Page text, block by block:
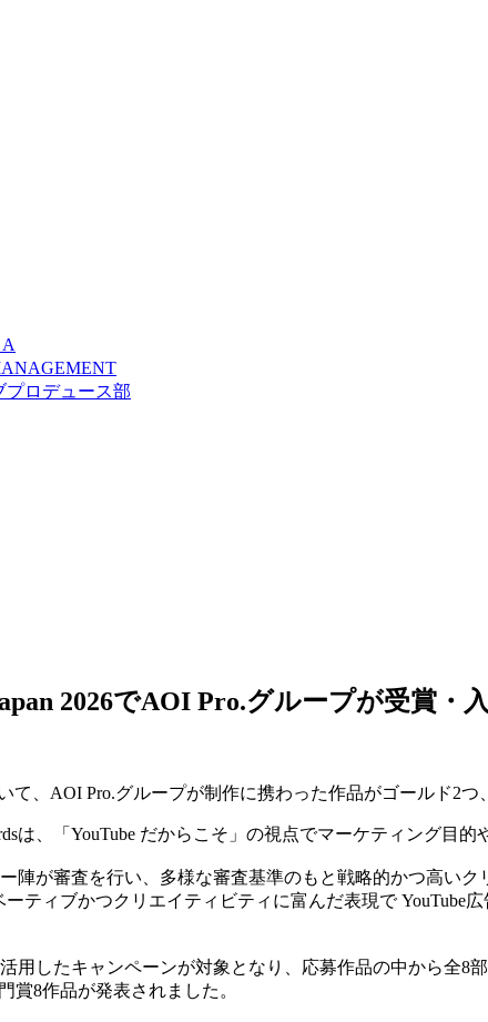
プロデュース部
2026でAOI Pro.グループが受賞・入
いて、AOI Pro.グループが制作に携わった作品がゴールド
は、「YouTube だからこそ」の視点でマーケティング目
陣が審査を行い、多様な審査基準のもと戦略的かつ高い
ティブかつクリエイティビティに富んだ表現で
用したキャンペーンが対象となり、応募作品の中から全
賞8作品が発表されました。